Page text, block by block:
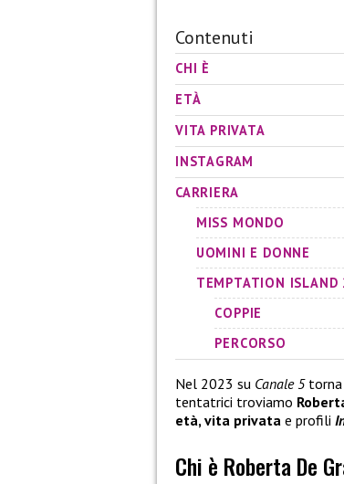
Contenuti
CHI È
ETÀ
VITA PRIVATA
INSTAGRAM
CARRIERA
MISS MONDO
UOMINI E DONNE
TEMPTATION ISLAND
COPPIE
PERCORSO
Nel 2023 su Canale 5torna
tentatrici troviamo
età, vita privata e profili
Chi è Roberta De